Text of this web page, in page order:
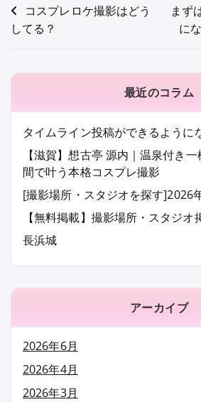
最近のコラム
タイムライン投稿ができるように
【滋賀】想古亭 源内｜温泉付き
間で叶う本格コスプレ撮影
[撮影場所・スタジオを探す]2026
【無料掲載】撮影場所・スタジオ
長浜城
アーカイブ
2026年6月
2026年4月
2026年3月
投
稿
ゲ
ー
シ
ョ
コスプレロケ撮影はどう
してる？
まず
に